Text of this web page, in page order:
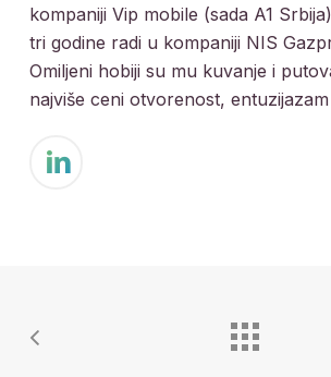
kompaniji Vip mobile (sada A1
tri godine radi u kompaniji NIS
Omiljeni hobiji su mu kuvanje i
najviše ceni otvorenost,